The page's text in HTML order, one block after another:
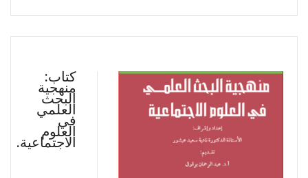
كتاب:
منهجية
البحث
العلمي
في
العلوم
الاجتماعية.